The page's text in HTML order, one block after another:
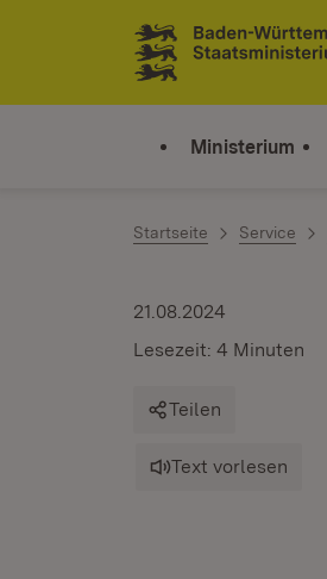
Zum Inhalt springen
Link zur Startseite
Ministerium
Startseite Service
21.08.2024
Lesezeit: 4 Minuten
Teilen
Text vorlesen